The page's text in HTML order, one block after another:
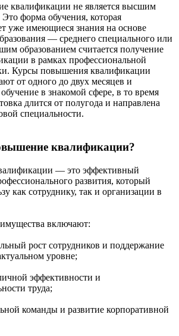
квалификации не является высшим
форма обучения, которая
уже имеющиеся знания на основе
— среднего специального или
образованием считается получение
в рамках профессиональной
Курсы повышения квалификации
от одного до двух месяцев и
в знакомой сфере, в то время
длится от полугода и направлена
специальности.
квалификации?
— это эффективный
развития, который
как сотруднику, так и организации в
включают:
рост сотрудников и поддержание
уровне;
эффективности и
труда;
команды и развитие корпоративной